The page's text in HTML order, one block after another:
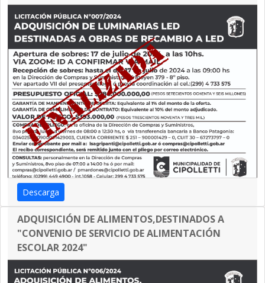
Descarga
ADQUISICIÓN DE ALIMENTOS,DESTINADOS A
"CONVENIO DE SERVICIO DE ALIMENTACIÓN
ESCOLAR 2024"